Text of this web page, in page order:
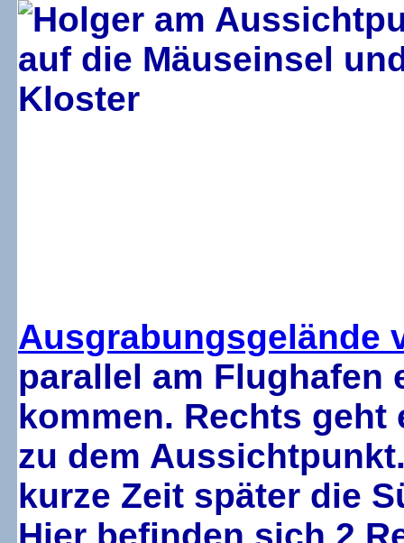
Ausgrabungsgelände
parallel am Flughafen
kommen. Rechts
zu dem
kurze Zeit später die